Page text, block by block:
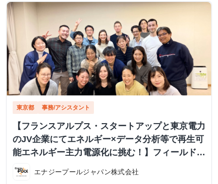
東京都 事務/アシスタント
【フランスアルプス・スタートアップと東京電力
のJV企業にてエネルギー×データ分析等で再生可
能エネルギー主力電源化に挑む！】フィールドス
タッフ・アシスタントインターン募集 グロ
ーバル且つフラットな職場環境でのコミュニケー
エナジープールジャパン株式会社